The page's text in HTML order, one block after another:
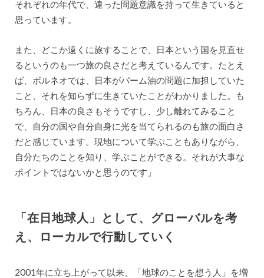
それぞれの年代で、違った問題意識を持って生きていると
思っています。
また、どこか遠くに旅することで、日本という国を見直せ
るというのも一つ旅の良さだと考えているんです。たとえ
ば、ボルネオでは、日本がパーム油の問題に加担していた
こと、それを知らずに生きていたことがわかりました。も
ちろん、日本の良さもそうですし、少し離れてみること
で、自分の国や自分自身に光を当てられるのも旅の面白さ
だと感じています。現地について学ぶこともありながら、
自分たちのことを知り、学ぶことができる。それが大事な
ポイントではないかと思うのです」
「在日地球人」として、グローバルを考
え、ローカルで行動していく
2001年に立ち上がって以来、「地球のことを想う人」を増